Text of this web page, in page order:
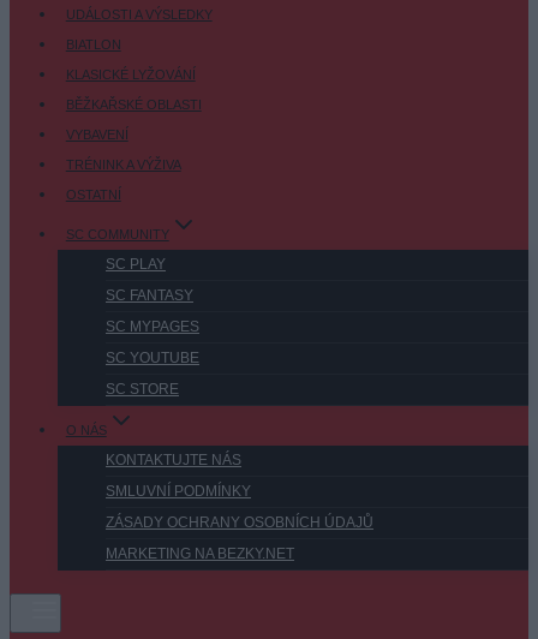
UDÁLOSTI A VÝSLEDKY
BIATLON
KLASICKÉ LYŽOVÁNÍ
BĚŽKAŘSKÉ OBLASTI
VYBAVENÍ
TRÉNINK A VÝŽIVA
OSTATNÍ
SC COMMUNITY
SC PLAY
SC FANTASY
SC MYPAGES
SC YOUTUBE
SC STORE
O NÁS
KONTAKTUJTE NÁS
SMLUVNÍ PODMÍNKY
ZÁSADY OCHRANY OSOBNÍCH ÚDAJŮ
MARKETING NA BEZKY.NET